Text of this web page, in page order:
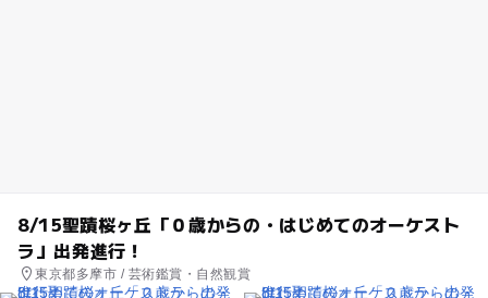
8/15聖蹟桜ヶ丘「０歳からの・はじめてのオーケスト
ラ」出発進行！
東京都多摩市 / 芸術鑑賞・自然観賞